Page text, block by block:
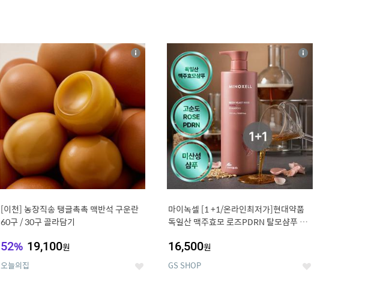
11
[이천] 농장직송 탱글촉촉 맥반석 구운란
60구 / 30구 골라담기
52% 19,100원
오늘의집 좋
상
세
12
마이녹셀 [1 +1/온라인최저가]현대약품
독일산 맥주효모 로즈PDRN 탈모샴푸 대
16,500원
GS SHOP 좋
상